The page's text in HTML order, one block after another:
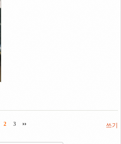
쓰기
2 3